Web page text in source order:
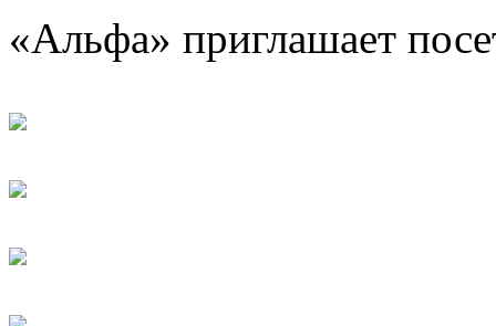
«Альфа» приглашает